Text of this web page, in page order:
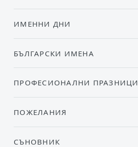
ИМЕННИ ДНИ
БЪЛГАРСКИ ИМЕНА
ПРОФЕСИОНАЛНИ ПРАЗНИЦИ
ПОЖЕЛАНИЯ
СЪНОВНИК